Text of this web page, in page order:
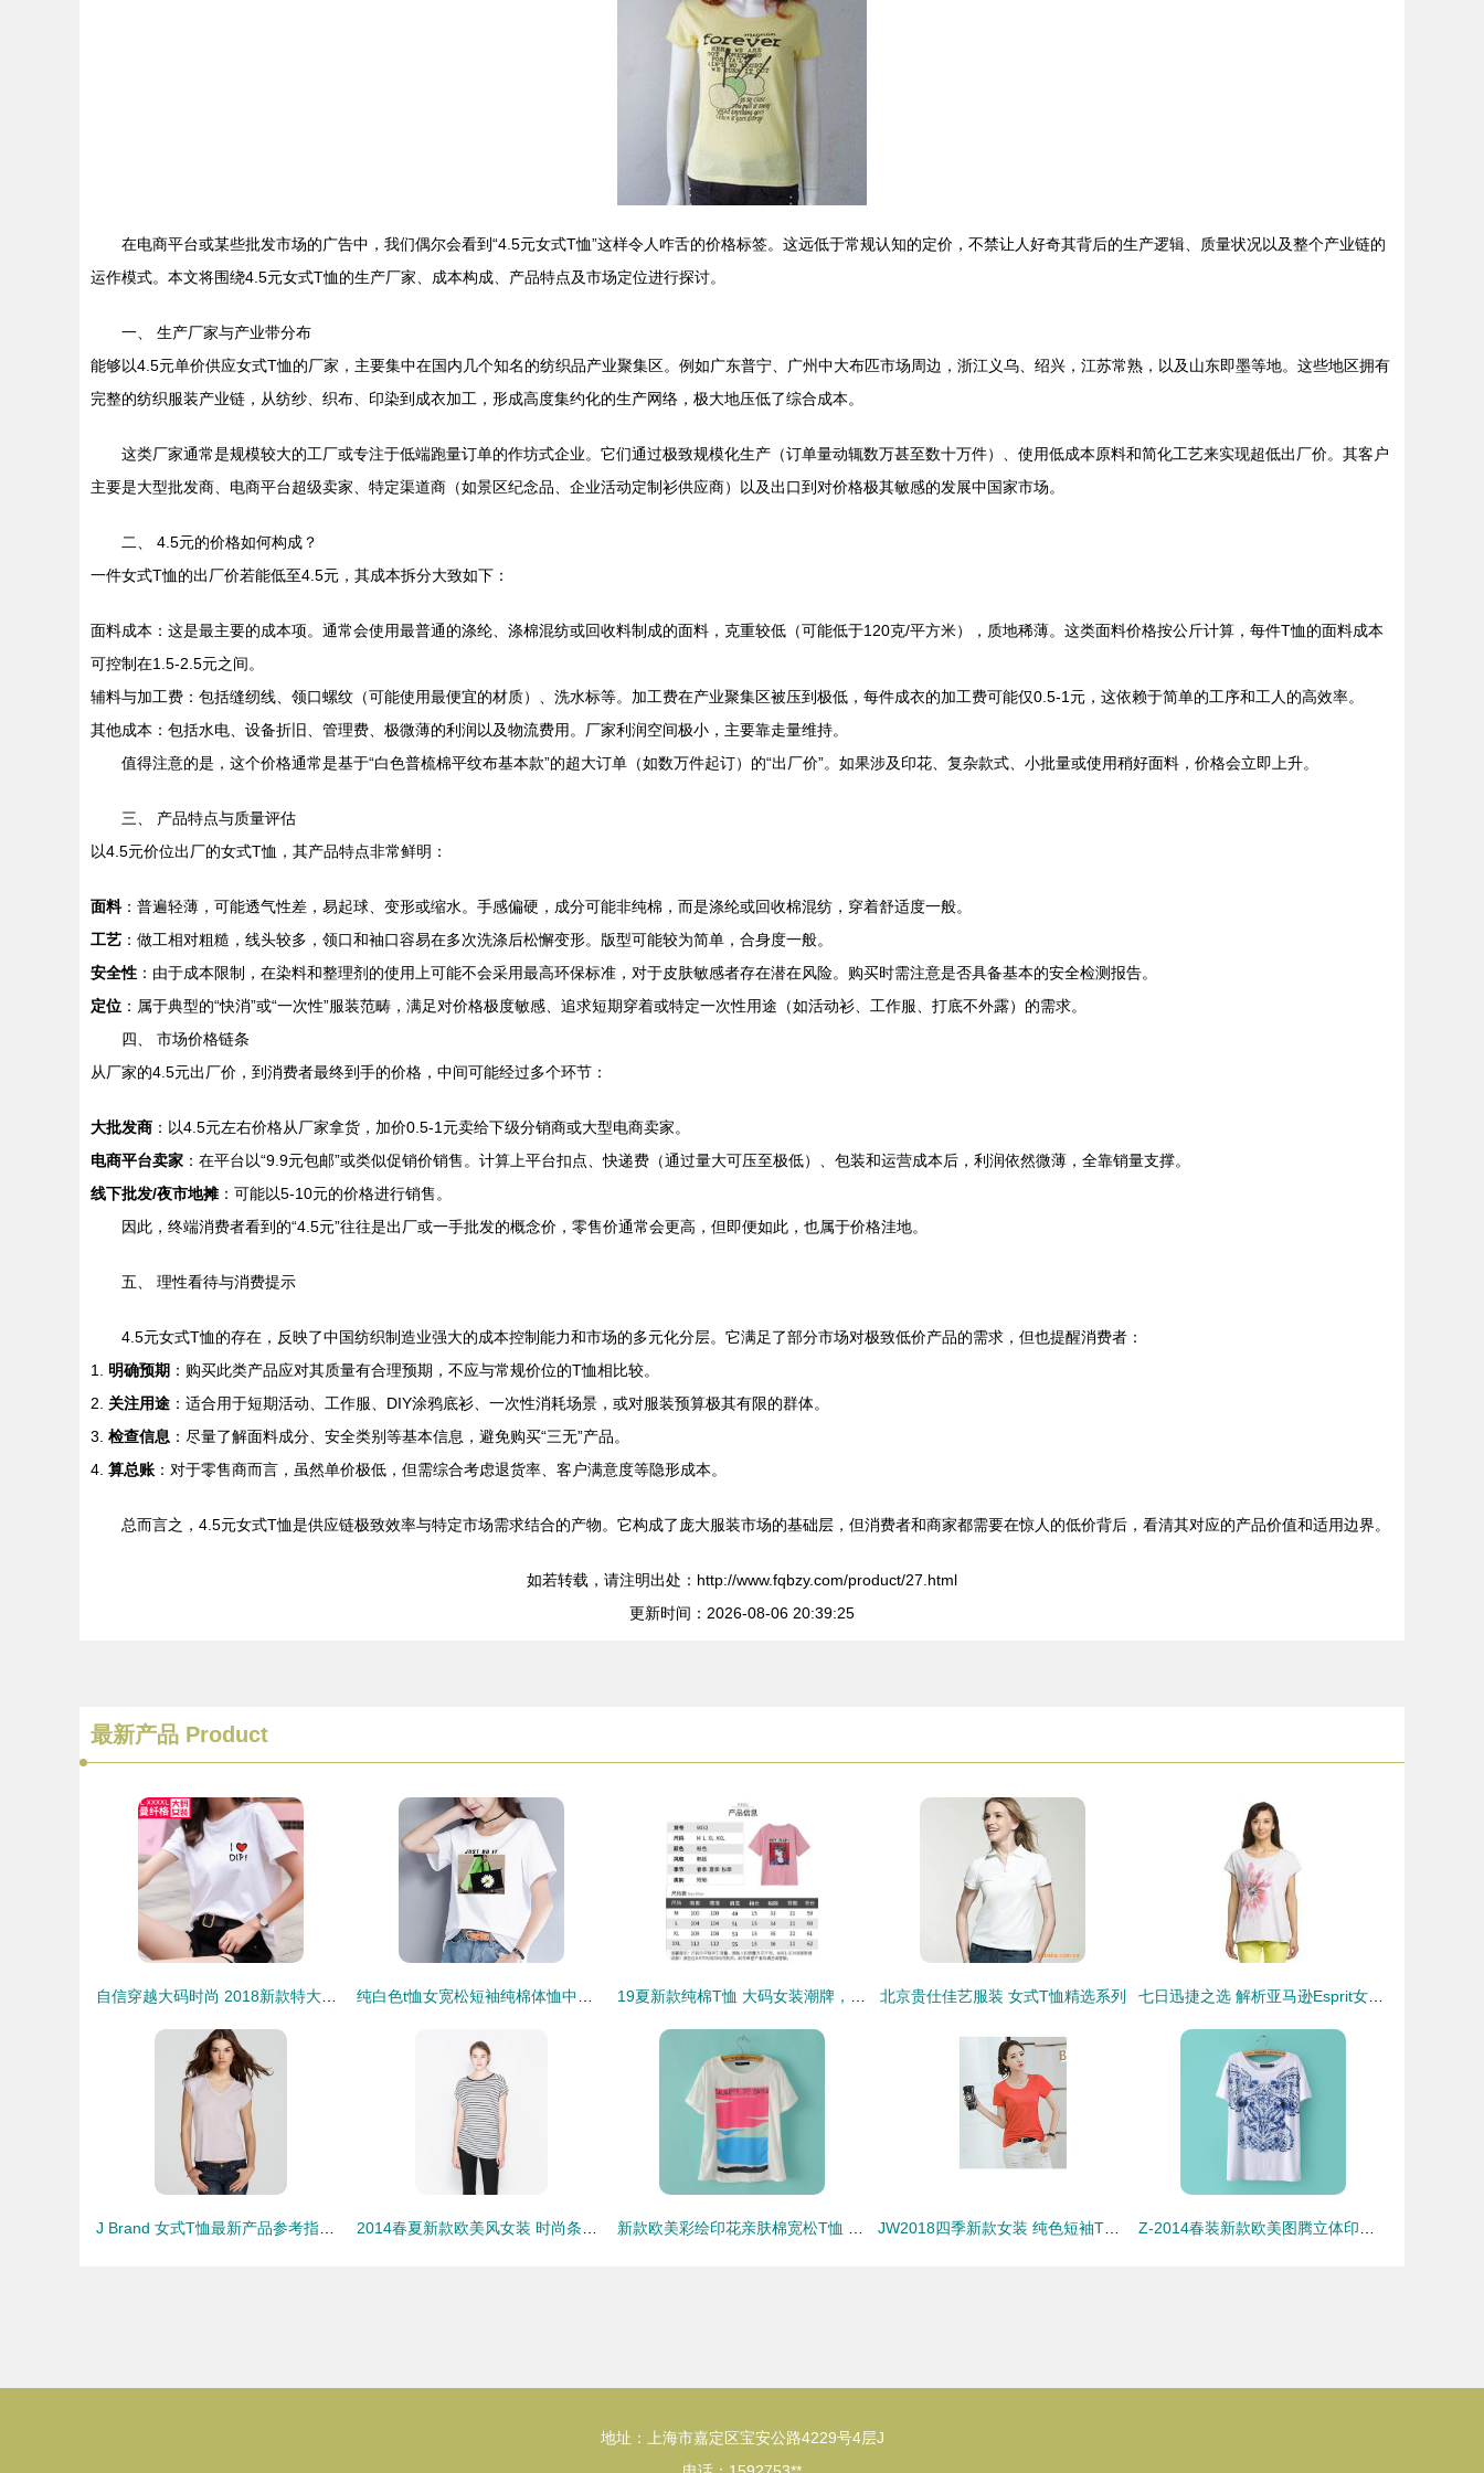
在电商平台或某些批发市场的广告中，我们偶尔会看到“4.5元女式T恤”这样令人咋舌的价格标签。这远低于常规认知的定价，不禁让人好奇其背后的生产逻辑、质量状况以及整个产业链的
运作模式。本文将围绕4.5元女式T恤的生产厂家、成本构成、产品特点及市场定位进行探讨。
一、 生产厂家与产业带分布
能够以4.5元单价供应女式T恤的厂家，主要集中在国内几个知名的纺织品产业聚集区。例如广东普宁、广州中大布匹市场周边，浙江义乌、绍兴，江苏常熟，以及山东即墨等地。这些地区拥有
完整的纺织服装产业链，从纺纱、织布、印染到成衣加工，形成高度集约化的生产网络，极大地压低了综合成本。
这类厂家通常是规模较大的工厂或专注于低端跑量订单的作坊式企业。它们通过极致规模化生产（订单量动辄数万甚至数十万件）、使用低成本原料和简化工艺来实现超低出厂价。其客户
主要是大型批发商、电商平台超级卖家、特定渠道商（如景区纪念品、企业活动定制衫供应商）以及出口到对价格极其敏感的发展中国家市场。
二、 4.5元的价格如何构成？
一件女式T恤的出厂价若能低至4.5元，其成本拆分大致如下：
面料成本：这是最主要的成本项。通常会使用最普通的涤纶、涤棉混纺或回收料制成的面料，克重较低（可能低于120克/平方米），质地稀薄。这类面料价格按公斤计算，每件T恤的面料成本
可控制在1.5-2.5元之间。
辅料与加工费：包括缝纫线、领口螺纹（可能使用最便宜的材质）、洗水标等。加工费在产业聚集区被压到极低，每件成衣的加工费可能仅0.5-1元，这依赖于简单的工序和工人的高效率。
其他成本：包括水电、设备折旧、管理费、极微薄的利润以及物流费用。厂家利润空间极小，主要靠走量维持。
值得注意的是，这个价格通常是基于“白色普梳棉平纹布基本款”的超大订单（如数万件起订）的“出厂价”。如果涉及印花、复杂款式、小批量或使用稍好面料，价格会立即上升。
三、 产品特点与质量评估
以4.5元价位出厂的女式T恤，其产品特点非常鲜明：
面料：普遍轻薄，可能透气性差，易起球、变形或缩水。手感偏硬，成分可能非纯棉，而是涤纶或回收棉混纺，穿着舒适度一般。
工艺 ：做工相对粗糙，线头较多，领口和袖口容易在多次洗涤后松懈变形。版型可能较为简单，合身度一般。
安全性 ：由于成本限制，在染料和整理剂的使用上可能不会采用最高环保标准，对于皮肤敏感者存在潜在风险。购买时需注意是否具备基本的安全检测报告。
定位 ：属于典型的“快消”或“一次性”服装范畴，满足对价格极度敏感、追求短期穿着或特定一次性用途（如活动衫、工作服、打底不外露）的需求。
四、 市场价格链条
从厂家的4.5元出厂价，到消费者最终到手的价格，中间可能经过多个环节：
大批发商 ：以4.5元左右价格从厂家拿货，加价0.5-1元卖给下级分销商或大型电商卖家。
电商平台卖家 ：在平台以“9.9元包邮”或类似促销价销售。计算上平台扣点、快递费（通过量大可压至极低）、包装和运营成本后，利润依然微薄，全靠销量支撑。
线下批发/夜市地摊 ：可能以5-10元的价格进行销售。
因此，终端消费者看到的“4.5元”往往是出厂或一手批发的概念价，零售价通常会更高，但即便如此，也属于价格洼地。
五、 理性看待与消费提示
4.5元女式T恤的存在，反映了中国纺织制造业强大的成本控制能力和市场的多元化分层。它满足了部分市场对极致低价产品的需求，但也提醒消费者：
1. 明确预期 ：购买此类产品应对其质量有合理预期，不应与常规价位的T恤相比较。
2. 关注用途 ：适合用于短期活动、工作服、DIY涂鸦底衫、一次性消耗场景，或对服装预算极其有限的群体。
3. 检查信息 ：尽量了解面料成分、安全类别等基本信息，避免购买“三无”产品。
4. 算总账 ：对于零售商而言，虽然单价极低，但需综合考虑退货率、客户满意度等隐形成本。
总而言之，4.5元女式T恤是供应链极致效率与特定市场需求结合的产物。它构成了庞大服装市场的基础层，但消费者和商家都需要在惊人的低价背后，看清其对应的产品价值和适用边界。
如若转载，请注明出处：http://www.fqbzy.com/product/27.html
更新时间：2026-08-06 20:39:25
最新产品 Product
北京贵仕佳艺服装 女式T恤精选系列
地址：上海市嘉定区宝安公路4229号4层J